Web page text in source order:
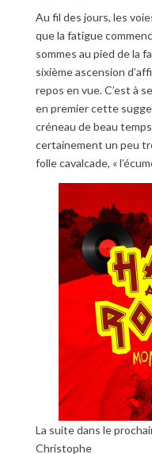
Au fil des jours, les
que la fatigue
sommes au pied de la
sixième ascension
repos en vue. C’est à
en premier cette
créneau de beau
certainement un peu
folle cavalcade, «
La suite dans le
Christophe